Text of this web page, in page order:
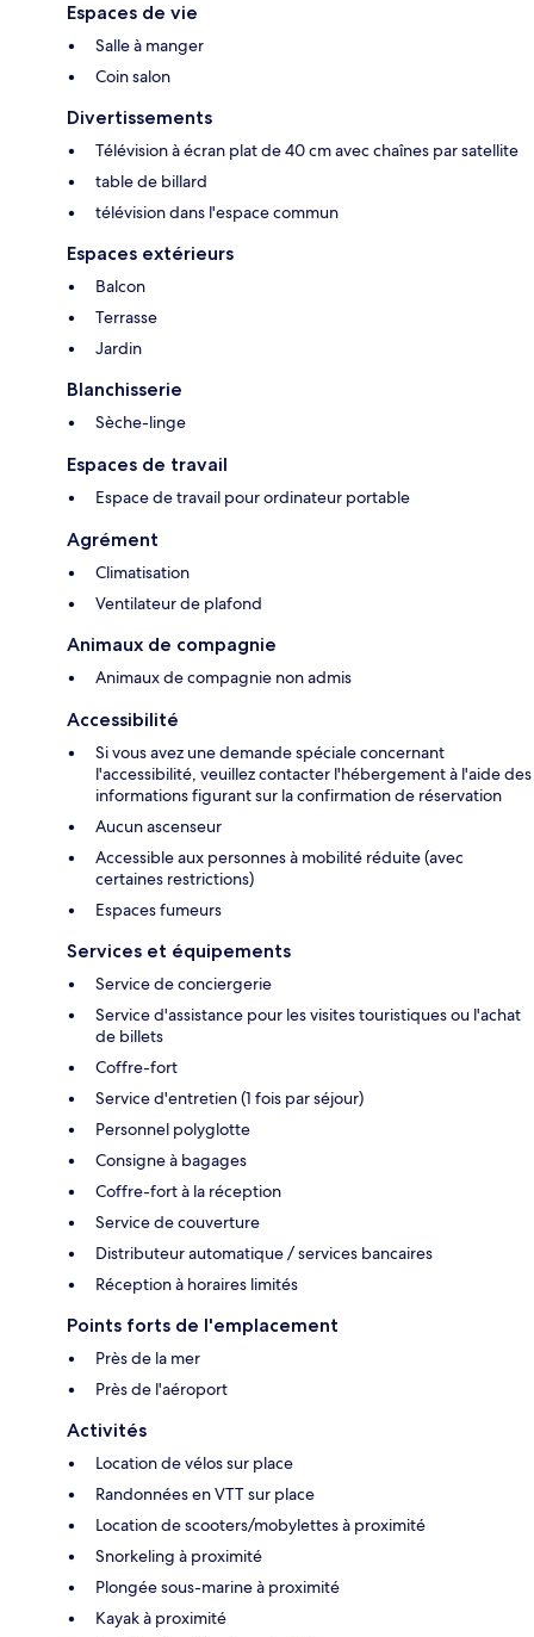
Espaces de vie
Salle à manger
Coin salon
Divertissements
Télévision à écran plat de 40 cm avec chaînes par satellite
table de billard
télévision dans l'espace commun
Espaces extérieurs
Balcon
Terrasse
Jardin
Blanchisserie
Sèche-linge
Espaces de travail
Espace de travail pour ordinateur portable
Agrément
Climatisation
Ventilateur de plafond
Animaux de compagnie
Animaux de compagnie non admis
Accessibilité
Si vous avez une demande spéciale concernant
l'accessibilité, veuillez contacter l'hébergement à l'aide des
informations figurant sur la confirmation de réservation
Aucun ascenseur
Accessible aux personnes à mobilité réduite (avec
certaines restrictions)
Espaces fumeurs
Services et équipements
Service de conciergerie
Service d'assistance pour les visites touristiques ou l'achat
de billets
Coffre-fort
Service d'entretien (1 fois par séjour)
Personnel polyglotte
Consigne à bagages
Coffre-fort à la réception
Service de couverture
Distributeur automatique / services bancaires
Réception à horaires limités
Points forts de l'emplacement
Près de la mer
Près de l'aéroport
Activités
Location de vélos sur place
Randonnées en VTT sur place
Location de scooters/mobylettes à proximité
Snorkeling à proximité
Plongée sous-marine à proximité
Kayak à proximité